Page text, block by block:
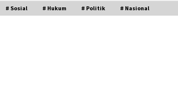
# Sosial # Hukum # Politik # Nasional